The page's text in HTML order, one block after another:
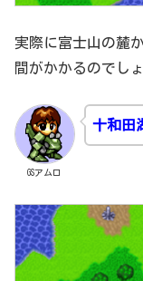
実際に富士山の麓
間がかかるのでし
GSアムロ
十和田